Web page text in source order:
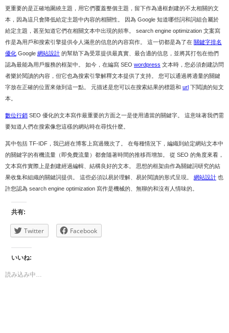
更重要的是正確地圍繞主題，用它們覆蓋整個主題，留下作為邊框創建的不太相關的文
本，因為這只會降低給定主題中內容的相關性。 因為 Google 知道哪些詞和詞組合屬於
給定主題，甚至知道它們在相關文本中出現的頻率。 search engine optimization 文案寫
作是為用戶和搜索引擎提供令人滿意的信息的內容寫作。 這一切都是為了在 關鍵字排名
優化 Google 網站設計 的幫助下為受眾提供最真實、最合適的信息，並將其打包在他們
認為最能為用戶服務的框架中。 如今，在編寫 SEO wordpress 文本時，您必須創建訪問
者樂於閱讀的內容，但它也為搜索引擎解釋文本提供了支持。 您可以通過將適量的關鍵
字放在正確的位置來做到這一點。 元描述是您可以在搜索結果的標題和 url 下閱讀的短文
本。
數位行銷 SEO 優化的文本寫作最重要的方面之一是使用適當的關鍵字。 這意味著我們需
要知道人們在搜索像您這樣的網站時在尋找什麼。
其中包括 TF-IDF，我已經在博客上寫過幾次了。 在每種情況下，編織到給定網站文本中
的關鍵字的有機流量（即免費流量）都會隨著時間的推移而增加。 從 SEO 的角度來看，
文本寫作實際上是創建經過編輯、結構良好的文本。 思想的框架由作為關鍵詞研究的結
果收集和組織的關鍵詞提供。 這些必須以易於理解、易於閱讀的形式呈現。 網站設計 也
許您認為 search engine optimization 寫作是機械的、無聊的和沒有人情味的。
共有:
Twitter Facebook
いいね:
読み込み中…